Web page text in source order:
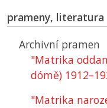
prameny, literatura
Archivní pramen
"Matrika
dómě)
"Matrika